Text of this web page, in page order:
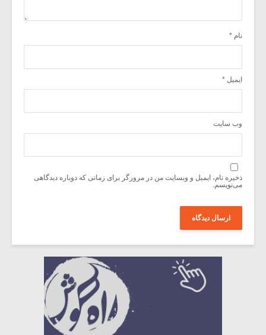
نام *
ایمیل *
وب‌ سایت
ذخیره نام، ایمیل و وبسایت من در مرورگر برای زمانی که دوباره دیدگاهی
می‌نویسم.